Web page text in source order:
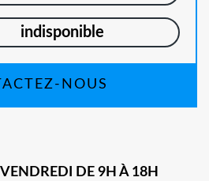
indisponible
NOUS
DE 9H À 18H